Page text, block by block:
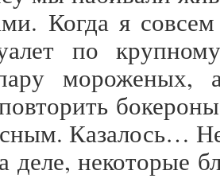
Когда я
по
мороженых,
Казалось…
деле, некоторые